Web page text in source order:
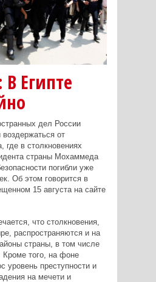
Египте
дел России
от
где в столкновениях
страны Мохаммеда
погибли уже
Об этом говорится в
15 августа на сайте
что столкновения,
распространяются и на
страны, в том числе
Кроме того, на фоне
уровень преступности и
на мечети и